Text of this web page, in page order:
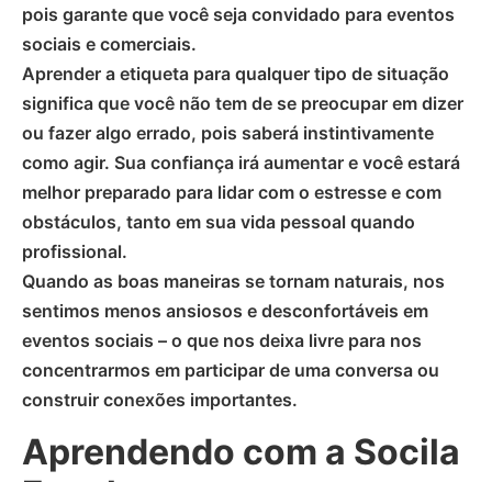
pois garante que você seja convidado para eventos
sociais e comerciais.
Aprender a etiqueta para qualquer tipo de situação
significa que você não tem de se preocupar em dizer
ou fazer algo errado, pois saberá instintivamente
como agir. Sua confiança irá aumentar e você estará
melhor preparado para lidar com o estresse e com
obstáculos, tanto em sua vida pessoal quando
profissional.
Quando as boas maneiras se tornam naturais, nos
sentimos menos ansiosos e desconfortáveis em
eventos sociais – o que nos deixa livre para nos
concentrarmos em participar de uma conversa ou
construir conexões importantes.
Aprendendo com a Socila